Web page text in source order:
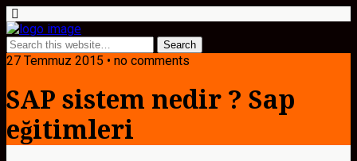
27 Temmuz 2015 • no comments
SAP sistem nedir ? Sap
eğitimleri